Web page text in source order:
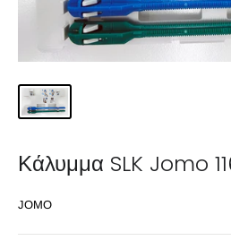
Κάλυμμα SLK Jomo
JOMO